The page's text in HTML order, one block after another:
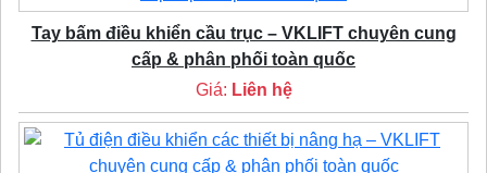
Tay bấm điều khiển cầu trục – VKLIFT chuyên cung
cấp & phân phối toàn quốc
Giá: Liên hệ